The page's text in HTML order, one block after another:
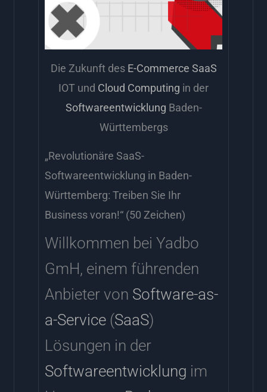
Die Zukunft des E-Commerce SaaS
IOT und Cloud Computing in der
Softwareentwicklung Baden-
Württembergs
„Revolutionäre SaaS-
Softwareentwicklung in Baden-
Württemberg: Treiben Sie Ihr
Business voran!“ (50 Zeichen)
Willkommen bei Yadbo
GmH, einem führenden
Anbieter von Software-as-
a-Service(SaaS)
Lösungen in der
Softwareentwicklung im